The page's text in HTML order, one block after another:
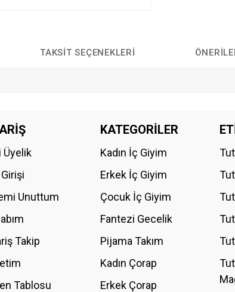
TAKSIT SEÇENEKLERI
Bu ürüne ilk yorumu siz yapın!
Üyelik
Unuttum
Takip
Tablosu
KATEGORİLER
Kadın İç Giyim
Erkek İç Giyim
Çocuk İç Giyim
Fantezi Gecelik
Pijama Takım
Kadın Çorap
Erkek Çorap